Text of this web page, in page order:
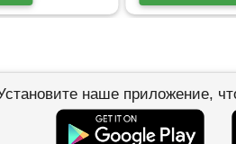
наше приложение,